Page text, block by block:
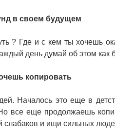
в своем будущем
? Где и с кем ты хочешь
день думай об этом как
копировать
Началось это еще в
все еще продолжаешь
и ищи сильных